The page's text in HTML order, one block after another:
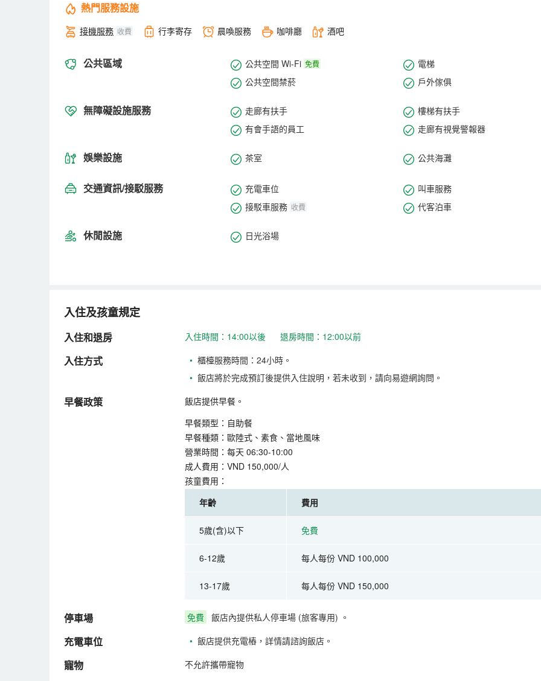
熱門服務設施
接機服務 收費 行李寄存 晨喚服務 咖啡廳 酒吧
公共區域 公共空間 Wi-Fi 免費
電梯
公共空間禁菸
戶外傢俱
無障礙設施服務 走廊有扶手
樓梯有扶手
有會手語的員工
走廊有視覺警報器
娛樂設施 茶室 公共海灘
交通資訊/接駁服務 充電車位
叫車服務
接駁車服務 收費 代客泊車
休閒設施 日光浴場
入住及孩童規定
入住和退房 入住時間：14:00以後 退房時間：12:00以前
入住方式 • 櫃檯服務時間：24小時。
• 飯店將於完成預訂後提供入住說明，若未收到，請向易遊網詢問。
早餐政策
飯店提供早餐。
早餐類型：自助餐
早餐種類：歐陸式、素食、當地風味
營業時間：每天 06:30-10:00
成人費用：VND 150,000/人
孩童費用：
年齡
費用
5歲(含)以下 免費
6-12歲 每人每份 VND 100,000
13-17歲 每人每份 VND 150,000
停車場 免費 飯店內提供私人停車場 (旅客專用) 。
充電車位 • 飯店提供充電樁，詳情請諮詢飯店。
寵物 不允許攜帶寵物